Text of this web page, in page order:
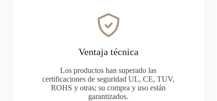
Ventaja técnica
Los productos han superado las
certificaciones de seguridad UL, CE, TUV,
ROHS y otras; su compra y uso están
garantizados.